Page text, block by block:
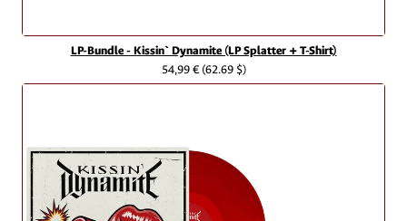
LP-Bundle - Kissin` Dynamite (LP Splatter + T-Shirt)
54,99 €(62.69 $)